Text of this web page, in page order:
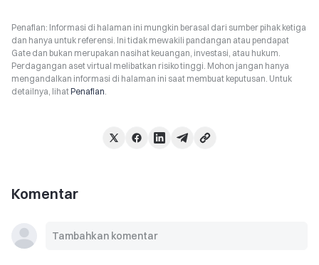
Penafian: Informasi di halaman ini mungkin berasal dari sumber pihak ketiga
dan hanya untuk referensi. Ini tidak mewakili pandangan atau pendapat
Gate dan bukan merupakan nasihat keuangan, investasi, atau hukum.
Perdagangan aset virtual melibatkan risiko tinggi. Mohon jangan hanya
mengandalkan informasi di halaman ini saat membuat keputusan. Untuk
detailnya, lihatPenafian.
Komentar